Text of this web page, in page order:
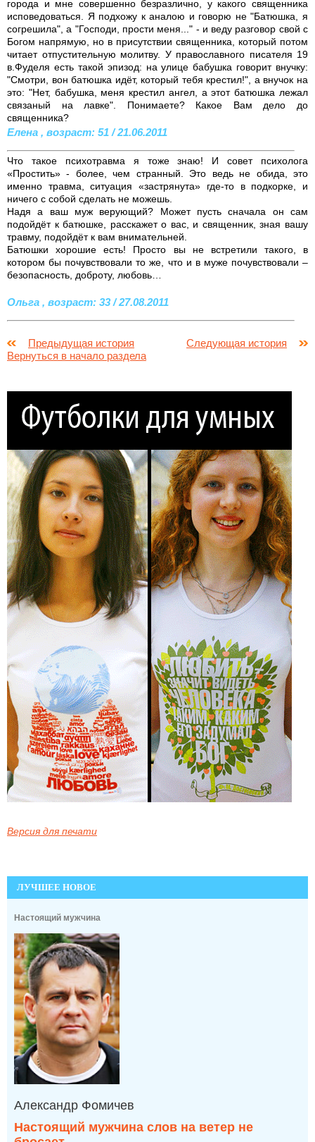
города и мне совершенно безразлично, у какого священника
исповедоваться. Я подхожу к аналою и говорю не "Батюшка, я
согрешила", а "Господи, прости меня..." - и веду разговор свой с
Богом напрямую, но в присутствии священника, который потом
читает отпустительную молитву. У православного писателя 19
в.Фуделя есть такой эпизод: на улице бабушка говорит внучку:
"Смотри, вон батюшка идёт, который тебя крестил!", а внучок на
это: "Нет, бабушка, меня крестил ангел, а этот батюшка лежал
связаный на лавке". Понимаете? Какое Вам дело до
священника?
Елена , возраст: 51 / 21.06.2011
Что такое психотравма я тоже знаю! И совет психолога
«Простить» - более, чем странный. Это ведь не обида, это
именно травма, ситуация «застрянута» где-то в подкорке, и
ничего с собой сделать не можешь.
Надя а ваш муж верующий? Может пусть сначала он сам
подойдёт к батюшке, расскажет о вас, и священник, зная вашу
травму, подойдёт к вам внимательней.
Батюшки хорошие есть! Просто вы не встретили такого, в
котором бы почувствовали то же, что и в муже почувствовали –
безопасность, доброту, любовь…
Ольга , возраст: 33 / 27.08.2011
Предыдущая история
Следующая история
Вернуться в начало раздела
Версия для печати
ЛУЧШЕЕ НОВОЕ
Настоящий мужчина
Александр Фомичев
Настоящий мужчина слов на ветер не